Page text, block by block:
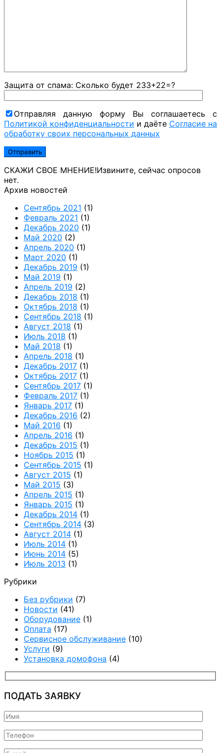
Защита от спама: Сколько будет 233+22=?
Отправляя данную форму Вы соглашаетесь с
Политикой конфиденциальности и даёте Согласие на
обработку своих персональных данных
СКАЖИ СВОЕ МНЕНИЕ!Извините, сейчас опросов
нет.
Архив новостей
Сентябрь 2021 (1)
Февраль 2021 (1)
Декабрь 2020 (1)
Май 2020 (2)
Апрель 2020 (1)
Март 2020 (1)
Декабрь 2019 (1)
Май 2019 (1)
Апрель 2019 (2)
Декабрь 2018 (1)
Октябрь 2018 (1)
Сентябрь 2018 (1)
Август 2018 (1)
Июль 2018 (1)
Май 2018 (1)
Апрель 2018 (1)
Декабрь 2017 (1)
Октябрь 2017 (1)
Сентябрь 2017 (1)
Февраль 2017 (1)
Январь 2017 (1)
Декабрь 2016 (2)
Май 2016 (1)
Апрель 2016 (1)
Декабрь 2015 (1)
Ноябрь 2015 (1)
Сентябрь 2015 (1)
Август 2015 (1)
Май 2015 (3)
Апрель 2015 (1)
Январь 2015 (1)
Декабрь 2014 (1)
Сентябрь 2014 (3)
Август 2014 (1)
Июль 2014 (1)
Июнь 2014 (5)
Июль 2013 (1)
Рубрики
Без рубрики (7)
Новости (41)
Оборудование (1)
Оплата (17)
Сервисное обслуживание (10)
Услуги (9)
Установка домофона (4)
ПОДАТЬ ЗАЯВКУ